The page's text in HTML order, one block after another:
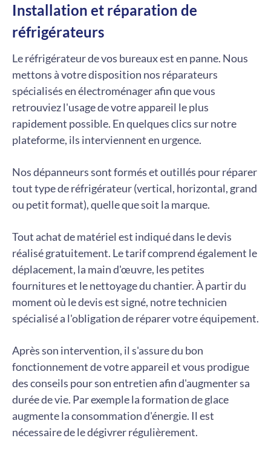
Installation et réparation de
réfrigérateurs
Le réfrigérateur de vos bureaux est en panne. Nous
mettons à votre disposition nos réparateurs
spécialisés en électroménager afin que vous
retrouviez l'usage de votre appareil le plus
rapidement possible. En quelques clics sur notre
plateforme, ils interviennent en urgence.
Nos dépanneurs sont formés et outillés pour réparer
tout type de réfrigérateur (vertical, horizontal, grand
ou petit format), quelle que soit la marque.
Tout achat de matériel est indiqué dans le devis
réalisé gratuitement. Le tarif comprend également le
déplacement, la main d'œuvre, les petites
fournitures et le nettoyage du chantier. À partir du
moment où le devis est signé, notre technicien
spécialisé a l'obligation de réparer votre équipement.
Après son intervention, il s'assure du bon
fonctionnement de votre appareil et vous prodigue
des conseils pour son entretien afin d'augmenter sa
durée de vie. Par exemple la formation de glace
augmente la consommation d'énergie. Il est
nécessaire de le dégivrer régulièrement.